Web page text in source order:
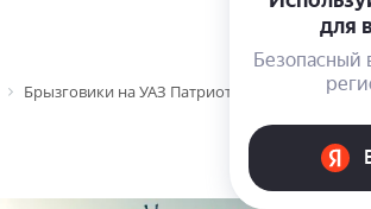
Брызговики на УАЗ Патриот пикап